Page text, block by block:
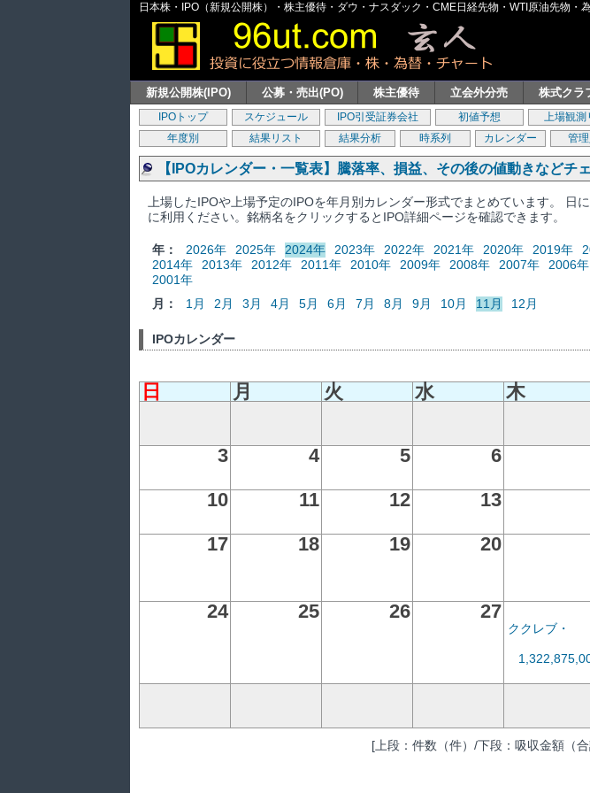
日本株・IPO（新規公開株）・株主優待・ダウ・ナスダック・CME日経先物・WTI原油先物
新規公開株(IPO) 公募・売出(PO) 株主優待 立会外分売 株式クラ
IPOトップ スケジュール IPO引受証券会社 初値予想 上場観測
年度別
結果リスト 結果分析 時系列 カレンダー 管
【IPOカレンダー・一覧表】騰落率、損益、その後の値動きなどチ
上場したIPOや上場予定のIPOを年月別カレンダー形式でまとめています。 日
に利用ください。銘柄名をクリックするとIPO詳細ページを確認できます。
年： 2026年 2025年 2024年 2023年 2022年 2021年 2020年 2019年
2014年
2013年 2012年 2011年 2010年 2009年 2008年 2007年 2006年
2001年
月：
1月 2月 3月 4月 5月 6月 7月 8月 9月 10月 11月 12月
IPOカレンダー
日 月 火 水 木
3
4 5 6
10
11 12 13
17
18 19 20
24 25 26 27
ククレブ・
[上段：件数（件）/下段：吸収金額（